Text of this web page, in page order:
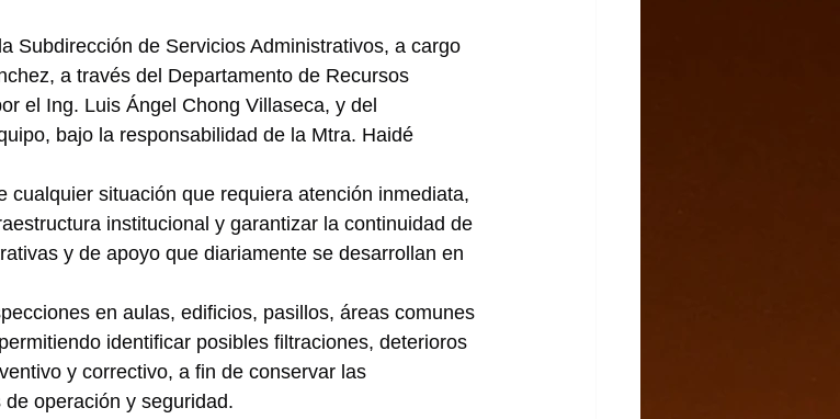
Subdirección de Servicios Administrativos, a cargo
a través del Departamento de Recursos
el Ing. Luis Ángel Chong Villaseca, y del
bajo la responsabilidad de la Mtra. Haidé
cualquier situación que requiera atención inmediata,
institucional y garantizar la continuidad de
y de apoyo que diariamente se desarrollan en
en aulas, edificios, pasillos, áreas comunes
identificar posibles filtraciones, deterioros
y correctivo, a fin de conservar las
operación y seguridad.